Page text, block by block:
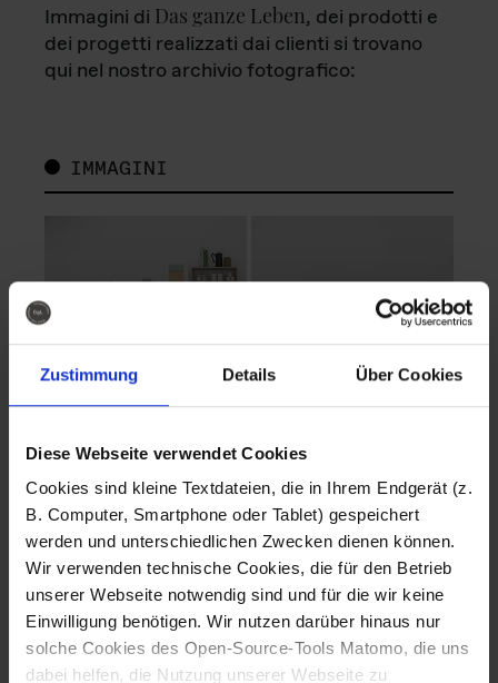
Zustimmung Details Über Cookies
Diese Webseite verwendet Cookies
Cookies sind kleine Textdateien, die in Ihrem Endgerät (z.
B. Computer, Smartphone oder Tablet) gespeichert
werden und unterschiedlichen Zwecken dienen können.
Wir verwenden technische Cookies, die für den Betrieb
unserer Webseite notwendig sind und für die wir keine
Einwilligung benötigen. Wir nutzen darüber hinaus nur
solche Cookies des Open-Source-Tools Matomo, die uns
dabei helfen, die Nutzung unserer Webseite zu
Immagini di Das ganze Leben, dei prodotti e
dei progetti realizzati dai clienti si trovano
qui nel nostro archivio fotografico:
IMMAGINI
Fotografo: Lorenz
Sternbach
Download
Fotografo: Lorenz
Sternbach
Download